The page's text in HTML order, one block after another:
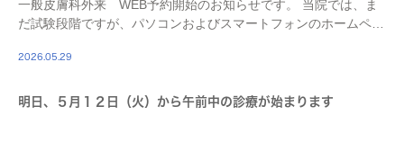
一般皮膚科外来 WEB予約開始のお知らせです。 当院では、ま
だ試験段階ですが、パソコンおよびスマートフォンのホームペー
ートフォンの場合はホームページ右上のメニュ […]
2026.05.29
明日、５月１２日（火）から午前中の診療が始まります